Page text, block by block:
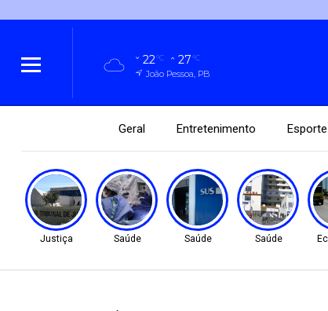
22°C 27°C
João Pessoa, PB
Geral Entretenimento Esporte
Justiça Saúde Saúde Saúde